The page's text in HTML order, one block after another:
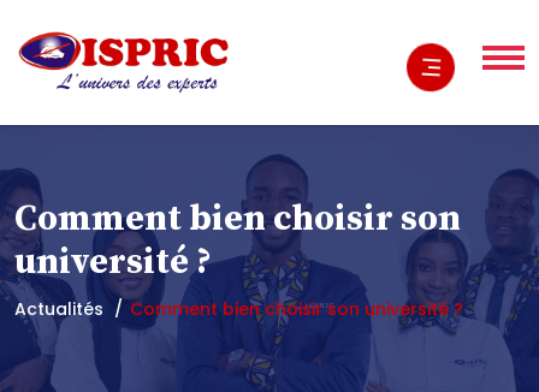
Comment bien choisir son
université ?
Actualités Comment bien choisir son université ?